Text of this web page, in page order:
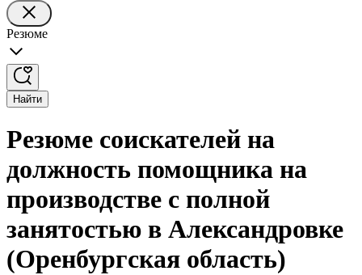
Резюме
Найти
Резюме соискателей на
должность помощника на
производстве с полной
занятостью в Александровке
(Оренбургская область)